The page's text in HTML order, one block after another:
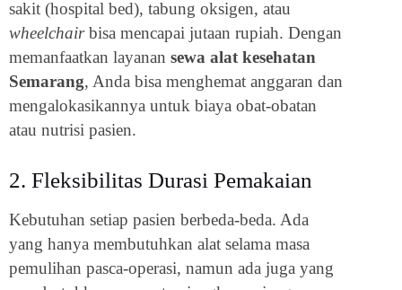
sakit (hospital bed), tabung oksigen, atau
wheelchairbisa mencapai jutaan rupiah. Dengan
memanfaatkan layanan sewa alat kesehatan
Semarang, Anda bisa menghemat anggaran dan
mengalokasikannya untuk biaya obat-obatan
atau nutrisi pasien.
2. Fleksibilitas Durasi Pemakaian
Kebutuhan setiap pasien berbeda-beda. Ada
yang hanya membutuhkan alat selama masa
pemulihan pasca-operasi, namun ada juga yang